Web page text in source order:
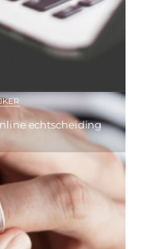
echtscheiding